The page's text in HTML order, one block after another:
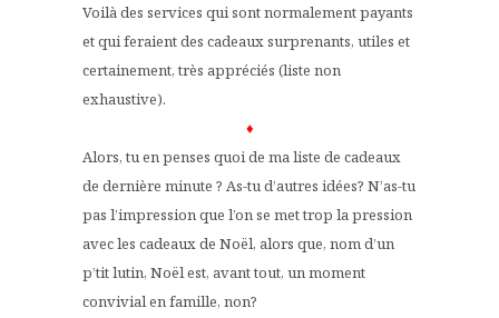
Voilà des services qui sont normalement payants
et qui feraient des cadeaux surprenants, utiles et
certainement, très appréciés (liste non
exhaustive).
♦
Alors, tu en penses quoi de ma liste de cadeaux
de dernière minute ? As-tu d’autres idées? N’as-tu
pas l’impression que l’on se met trop la pression
avec les cadeaux de Noël, alors que, nom d’un
p’tit lutin, Noël est, avant tout, un moment
convivial en famille, non?